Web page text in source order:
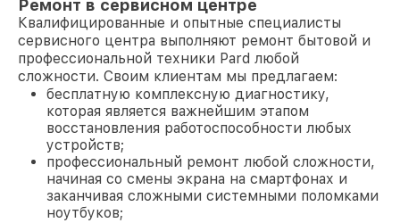
Ремонт в сервисном центре
Квалифицированные и опытные специалисты
сервисного центра выполняют ремонт бытовой и
профессиональной техники Pard любой
сложности. Своим клиентам мы предлагаем:
бесплатную комплексную диагностику,
которая является важнейшим этапом
восстановления работоспособности любых
устройств;
профессиональный ремонт любой сложности,
начиная со смены экрана на смартфонах и
заканчивая сложными системными поломками
ноутбуков;